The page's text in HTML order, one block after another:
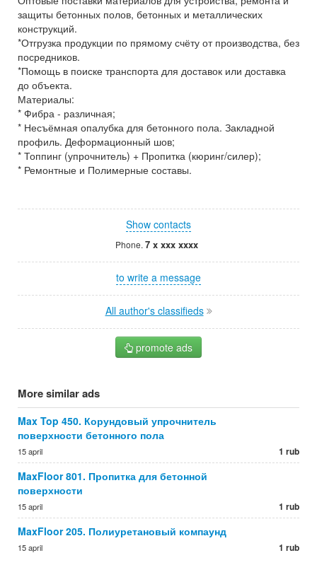
защиты бетонных полов, бетонных и металлических
конструкций.
*Отгрузка продукции по прямому счёту от производства, без
посредников.
*Помощь в поиске транспорта для доставок или доставка
до объекта.
Материалы:
* Фибра - различная;
* Несъёмная опалубка для бетонного пола. Закладной
профиль. Деформационный шов;
* Топпинг (упрочнитель) + Пропитка (кюринг/силер);
* Ремонтные и Полимерные составы.
Show contacts
Phone. 7 x xxx xxxx
to write a message
All author's classifieds
promote ads
More similar ads
Max Top 450. Корундовый упрочнитель
поверхности бетонного пола
15 april 1 rub
MaxFloor 801. Пропитка для бетонной
поверхности
15 april 1 rub
MaxFloor 205. Полиуретановый компаунд
15 april 1 rub